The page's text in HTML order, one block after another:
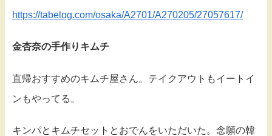
https://tabelog.com/osaka/A2701/A270205/27057617/
金杏奈の手作りキムチ
直帰おすすめのキムチ屋さん。テイクアウトもイートイ
ンもやってる。
キンパとキムチセットとおでんをいただいた。念願の韓